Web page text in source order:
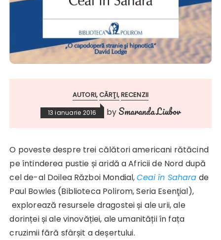
AUTORI CĂRŢI RECENZII
13 ianuarie 2016 by Smaranda Liubov
O poveste despre trei călători americani rătăcind
pe întinderea pustie și aridă a Africii de Nord după
cel de-al Doilea Război Mondial,Ceai în Sahara de
Paul Bowles (Biblioteca Polirom, Seria Esenţial),
explorează resursele dragostei și ale urii, ale
dorinței și ale vinovăției, ale umanității în fața
cruzimii fără sfârșit a deșertului.